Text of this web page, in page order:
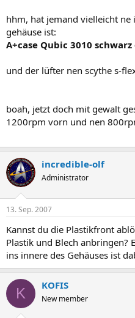
hhm, hat jemand vielleicht ne
gehäuse ist:
A+case Qubic 3010
und der lüfter nen scythe s-
boah, jetzt doch mit gewalt
1200rpm vorn und nen
incredible-olf
Administrator
13. Sep. 2007
Kannst du die Plastikfront
Plastik und Blech anbringen?
ins innere des Gehäuses ist
K KOFIS
New member